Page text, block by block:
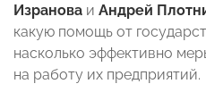
Изранова и Андрей
какую помощь от
насколько эффективно
на работу их предприятий.